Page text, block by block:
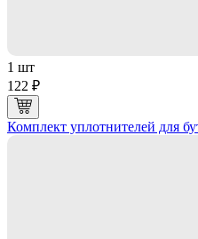
1 шт
122 ₽
Комплект уплотнителей для